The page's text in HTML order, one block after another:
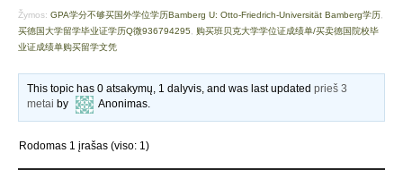
Žymos: GPA学分不够买国外学位学历Bamberg U: Otto-Friedrich-Universität Bamberg学历
买德国大学留学毕业证学历Q微936794295
购买班贝克大学学位证成绩单/买卖德国院校毕
业证成绩单购买留学文凭
This topic has 0 atsakymų, 1 dalyvis, and was last updatedprieš 3
metai by Anonimas.
Rodomas 1 įrašas (viso: 1)